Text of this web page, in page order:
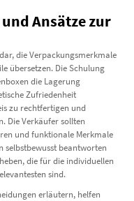
Ansätze zur
die Verpackungsmerkmale
übersetzen. Die Schulung
die Lagerung
Zufriedenheit
zu rechtfertigen und
Die Verkäufer sollten
und funktionale Merkmale
selbstbewusst beantworten
die für die individuellen
sind.
erläutern, helfen